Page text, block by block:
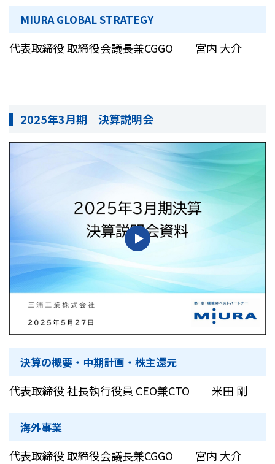
MIURA GLOBAL STRATEGY
代表取締役 取締役会議長兼CGGO 宮内 大介
2025年3月期 決算説明会
決算の概要・中期計画・株主還元
代表取締役 社長執行役員 CEO兼CTO 米田 剛
海外事業
代表取締役 取締役会議長兼CGGO 宮内 大介